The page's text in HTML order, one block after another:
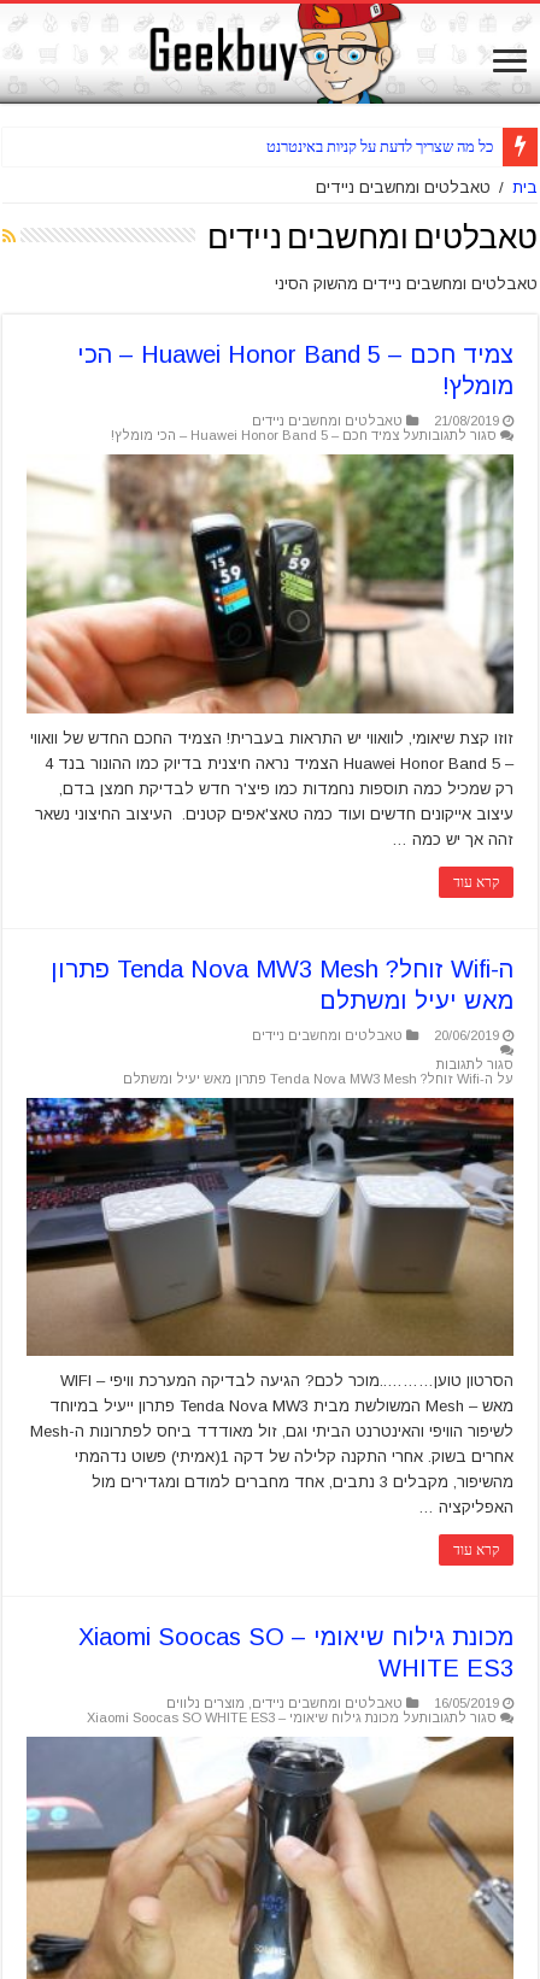
שואב שוטף רצפות אלחוטי Jimmy HW8 Pro – ס
בית / טאבלטים ומחשבים ניידים
טאבלטים ומחשבים ניידים
טאבלטים ומחשבים ניידים מהשוק הסיני
צמיד חכם – Huawei Honor Band 5 – הכי
מומלץ!
21/08/2019
טאבלטים ומחשבים ניידים
סגור לתגובותעל צמיד חכם – Huawei Honor Band 5 – הכי מומלץ!
זוזו קצת שיאומי, לוואווי יש התראות בעברית! הצמיד החכם החדש של וואווי
– Huawei Honor Band 5 הצמיד נראה חיצנית בדיוק כמו ההונור בנד 4
רק שמכיל כמה תוספות נחמדות כמו פיצ'ר חדש לבדיקת חמצן בדם,
עיצוב אייקונים חדשים ועוד כמה טאצ'אפים קטנים. העיצוב החיצוני נשאר
זהה אך יש כמה …
קרא עוד
ה-Wifi זוחל? Tenda Nova MW3 Mesh פתרון
מאש יעיל ומשתלם
20/06/2019
טאבלטים ומחשבים ניידים
סגור לתגובות
על ה-Wifi זוחל? Tenda Nova MW3 Mesh פתרון מאש יעיל ומשתלם
הסרטון טוען………..מוכר לכם? הגיעה לבדיקה המערכת וויפי – WIFI
מאש – Mesh המשולשת מבית Tenda Nova MW3 פתרון ייעיל במיוחד
לשיפור הוויפי והאינטרנט הביתי וגם, זול מאודדד ביחס לפתרונות ה-Mesh
אחרים בשוק. אחרי התקנה קלילה של דקה 1(אמיתי) פשוט נדהמתי
מהשיפור, מקבלים 3 נתבים, אחד מחברים למודם ומגדירים מול
האפליקציה …
קרא עוד
מכונת גילוח שיאומי – Xiaomi Soocas SO
WHITE ES3
16/05/2019 טאבלטים ומחשבים ניידים, מוצרים נלווים
סגור לתגובותעל מכונת גילוח שיאומי – Xiaomi Soocas SO WHITE ES3